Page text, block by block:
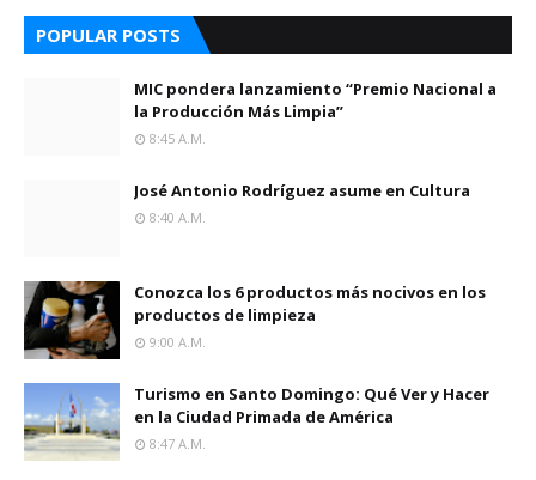
POPULAR POSTS
MIC pondera lanzamiento “Premio Nacional a
la Producción Más Limpia”
8:45 A.m.
José Antonio Rodríguez asume en Cultura
8:40 A.m.
Conozca los 6 productos más nocivos en los
productos de limpieza
9:00 A.m.
Turismo en Santo Domingo: Qué Ver y Hacer
en la Ciudad Primada de América
8:47 A.m.